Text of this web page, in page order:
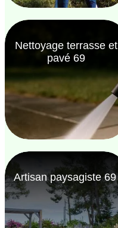
Nettoyage terrasse et
pavé 69
Artisan paysagiste 69